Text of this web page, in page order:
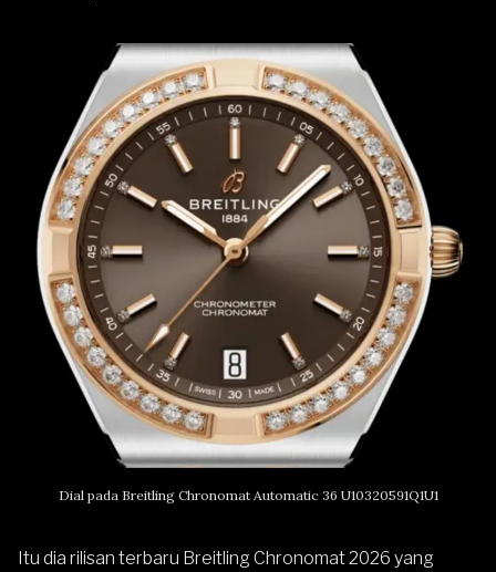
Dial pada Breitling Chronomat Automatic 36 U10320591Q1U1
Itu dia rilisan terbaru Breitling Chronomat 2026 yang